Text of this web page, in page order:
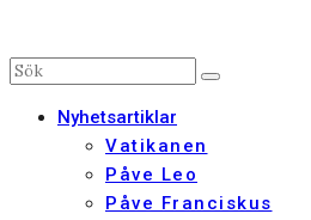
Nyhetsartiklar
Vatikanen
Påve Leo
Påve Franciskus